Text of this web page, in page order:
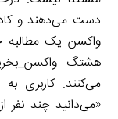
دست می‌دهند و
واکسن یک
هشتگ
می‌کنند. کاربری
«می‌دانید چند نفر